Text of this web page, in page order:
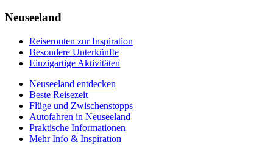
Neuseeland
Reiserouten zur Inspiration
Besondere Unterkünfte
Einzigartige Aktivitäten
Neuseeland entdecken
Beste Reisezeit
Flüge und Zwischenstopps
Autofahren in Neuseeland
Praktische Informationen
Mehr Info & Inspiration